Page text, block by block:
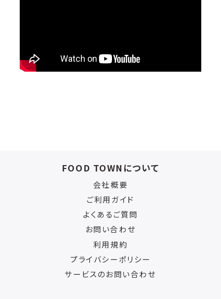
FOOD TOWNについて
会社概要
ご利用ガイド
よくあるご質問
お問い合わせ
利用規約
プライバシーポリシー
サービスのお問い合わせ